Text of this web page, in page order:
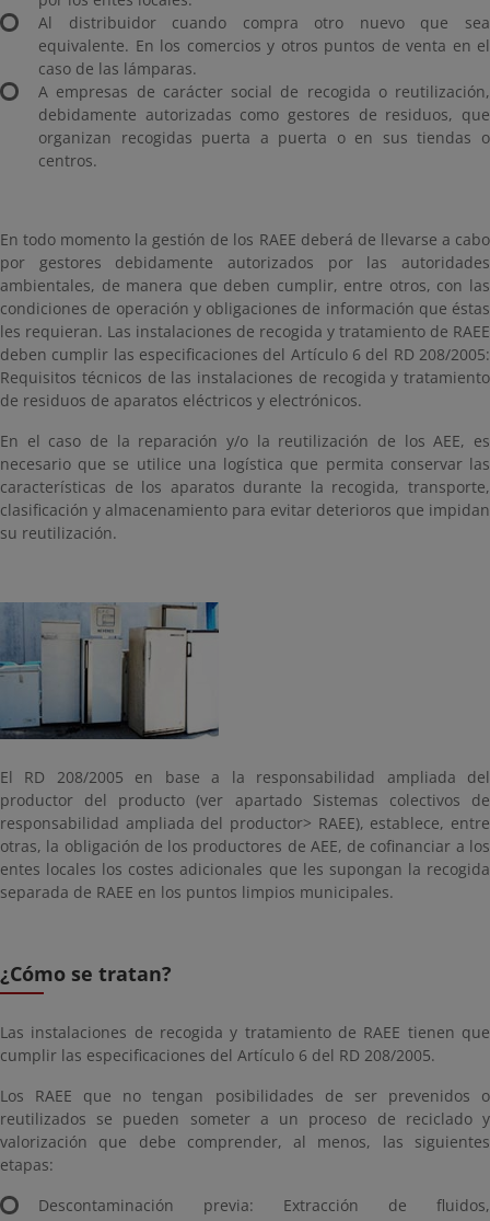
Al distribuidor cuando compra otro nuevo que sea
equivalente. En los comercios y otros puntos de venta en el
caso de las lámparas.
A empresas de carácter social de recogida o reutilización,
debidamente autorizadas como gestores de residuos, que
organizan recogidas puerta a puerta o en sus tiendas o
centros.
En todo momento la gestión de los RAEE deberá de llevarse a cabo
por gestores debidamente autorizados por las autoridades
ambientales, de manera que deben cumplir, entre otros, con las
condiciones de operación y obligaciones de información que éstas
les requieran. Las instalaciones de recogida y tratamiento de RAEE
deben cumplir las especificaciones del Artículo 6 del RD 208/2005:
Requisitos técnicos de las instalaciones de recogida y tratamiento
de residuos de aparatos eléctricos y electrónicos.
En el caso de la reparación y/o la reutilización de los AEE, es
necesario que se utilice una logística que permita conservar las
características de los aparatos durante la recogida, transporte,
clasificación y almacenamiento para evitar deterioros que impidan
su reutilización.
El RD 208/2005 en base a la responsabilidad ampliada del
productor del producto (ver apartado Sistemas colectivos de
responsabilidad ampliada del productor> RAEE), establece, entre
otras, la obligación de los productores de AEE, de cofinanciar a los
entes locales los costes adicionales que les supongan la recogida
separada de RAEE en los puntos limpios municipales.
¿Cómo se tratan?
Las instalaciones de recogida y tratamiento de RAEE tienen que
cumplir las especificaciones del Artículo 6 del RD 208/2005.
Los RAEE que no tengan posibilidades de ser prevenidos o
reutilizados se pueden someter a un proceso de reciclado y
valorización que debe comprender, al menos, las siguientes
etapas:
Descontaminación previa: Extracción de fluidos,